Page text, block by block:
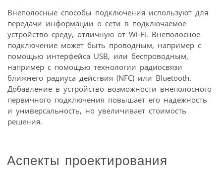
Внеполосные способы подключения используют для
передачи информации о сети в подключаемое
устройство среду, отличную от Wi-Fi. Внеполосное
подключение может быть проводным, например с
помощью интерфейса USB, или беспроводным,
например с помощью технологии радиосвязи
ближнего радиуса действия (NFC) или Bluetooth.
Добавление в устройство возможности внеполосного
первичного подключения повышает его надежность
и универсальность, но увеличивает стоимость
решения.
Аспекты проектирования